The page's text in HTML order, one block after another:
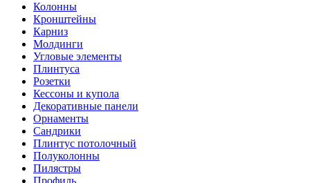
Колонны
Кронштейны
Карниз
Молдинги
Угловые элементы
Плинтуса
Розетки
Кессоны и купола
Декоративные панели
Орнаменты
Сандрики
Плинтус потолочный
Полуколонны
Пилястры
Профиль